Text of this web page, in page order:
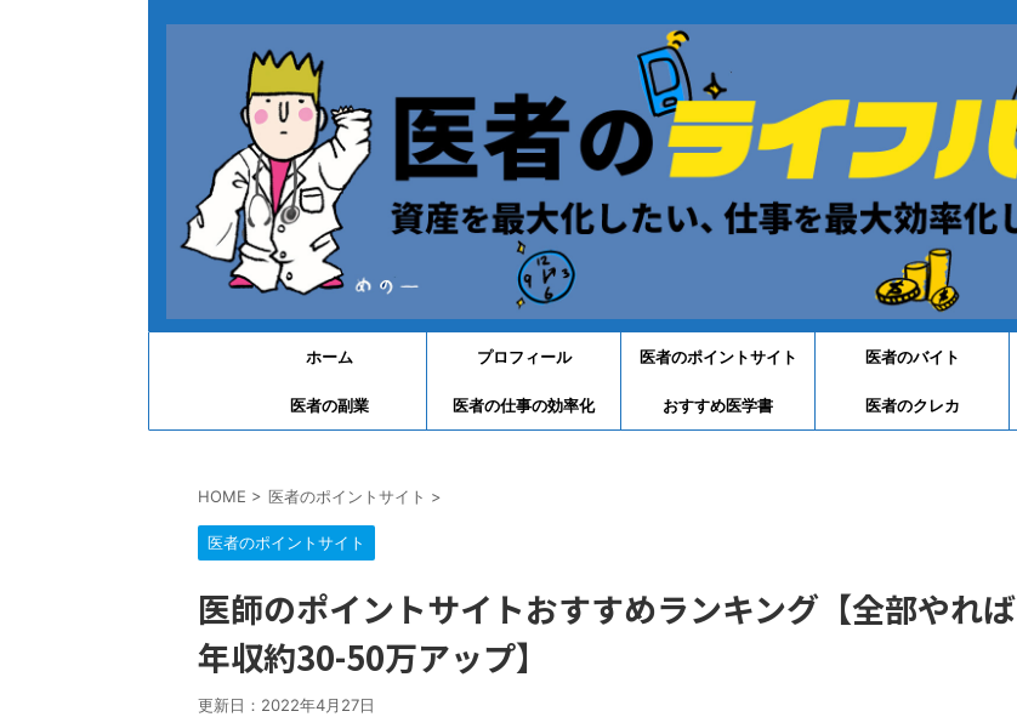
ホーム プロフィール 医者のポイントサイト 医者のバイト
医者の副業 医者の仕事の効率化 おすすめ医学書 医者のクレカ
HOME > 医者のポイントサイト >
医者のポイントサイト
医師のポイントサイトおすすめランキング【全部やれば
年収約30-50万アップ】
更新日： 2022年4月27日